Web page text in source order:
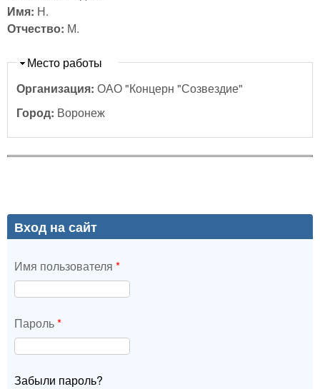
Имя: Н.
Отчество: М.
Скрыть
Место работы
Организация: ОАО "Концерн "Созвездие"
Город: Воронеж
Вход на сайт
Имя пользователя *
Пароль*
Забыли пароль?